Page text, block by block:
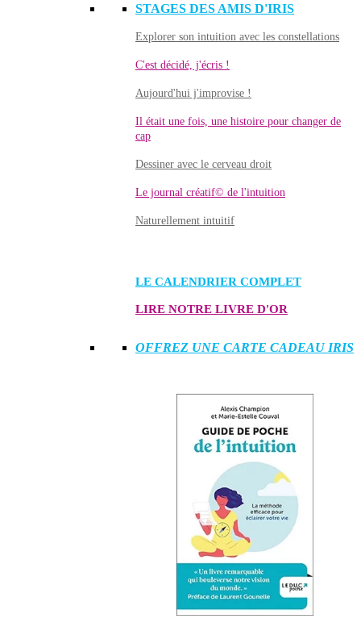
STAGES DES AMIS D'IRIS
Explorer son intuition avec les constellations
C'est décidé, j'écris !
Aujourd'hui j'improvise !
Il était une fois, une histoire pour changer de
cap
Dessiner avec le cerveau droit
Le journal créatif© de l'intuition
Naturellement intuitif
LE CALENDRIER COMPLET
LIRE NOTRE LIVRE D'OR
OFFREZ UNE CARTE CADEAU IRIS